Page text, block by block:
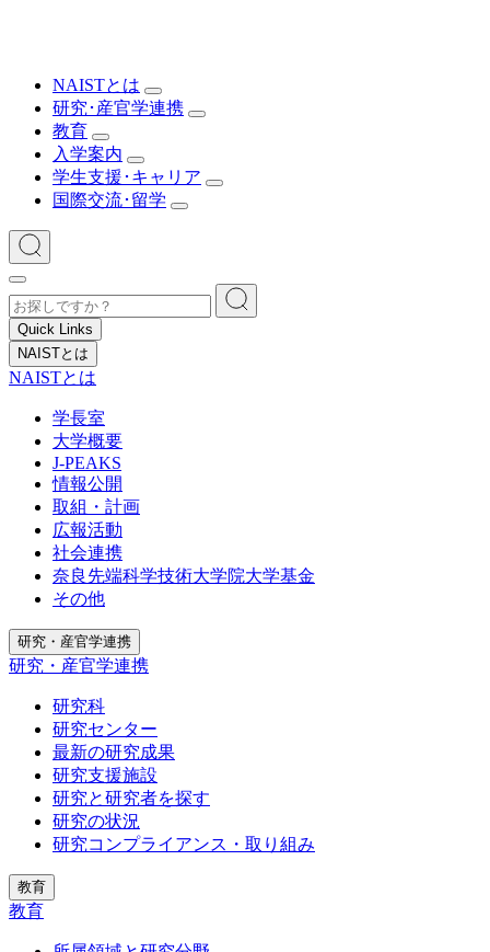
NAISTとは
研究･産官学連携
教育
入学案内
学生支援･キャリア
国際交流･留学
Quick Links
NAISTとは
NAISTとは
学長室
大学概要
J-PEAKS
情報公開
取組・計画
広報活動
社会連携
奈良先端科学技術大学院大学基金
その他
研究・産官学連携
研究・産官学連携
研究科
研究センター
最新の研究成果
研究支援施設
研究と研究者を探す
研究の状況
研究コンプライアンス・取り組み
教育
教育